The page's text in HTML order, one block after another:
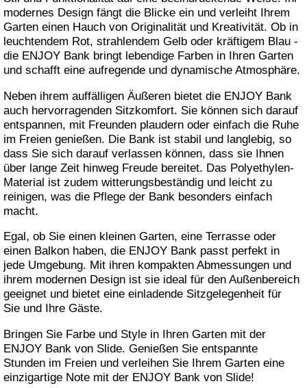
modernes Design fängt die Blicke ein und verleiht Ihrem
Garten einen Hauch von Originalität und Kreativität. Ob in
leuchtendem Rot, strahlendem Gelb oder kräftigem Blau -
die ENJOY Bank bringt lebendige Farben in Ihren Garten
und schafft eine aufregende und dynamische Atmosphäre.
Neben ihrem auffälligen Äußeren bietet die ENJOY Bank
auch hervorragenden Sitzkomfort. Sie können sich darauf
entspannen, mit Freunden plaudern oder einfach die Ruhe
im Freien genießen. Die Bank ist stabil und langlebig, so
dass Sie sich darauf verlassen können, dass sie Ihnen
über lange Zeit hinweg Freude bereitet. Das Polyethylen-
Material ist zudem witterungsbeständig und leicht zu
reinigen, was die Pflege der Bank besonders einfach
macht.
Egal, ob Sie einen kleinen Garten, eine Terrasse oder
einen Balkon haben, die ENJOY Bank passt perfekt in
jede Umgebung. Mit ihren kompakten Abmessungen und
ihrem modernen Design ist sie ideal für den Außenbereich
geeignet und bietet eine einladende Sitzgelegenheit für
Sie und Ihre Gäste.
Bringen Sie Farbe und Style in Ihren Garten mit der
ENJOY Bank von Slide. Genießen Sie entspannte
Stunden im Freien und verleihen Sie Ihrem Garten eine
einzigartige Note mit der ENJOY Bank von Slide!